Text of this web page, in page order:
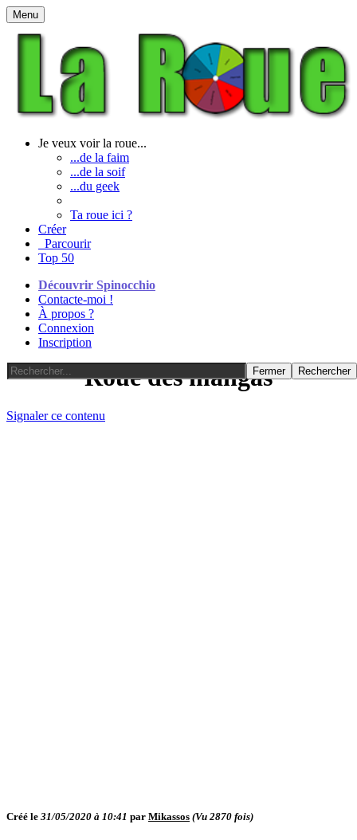
Menu
Je veux voir la roue...
...de la faim
...de la soif
...du geek
Ta roue ici ?
Créer
Parcourir
Top 50
Découvrir Spinocchio
Contacte-moi !
À propos ?
Connexion
Inscription
Fermer Rechercher
Roue des mangas
Signaler ce contenu
Créé le 31/05/2020 à 10:41 par Mikassos (Vu 2870 fois)